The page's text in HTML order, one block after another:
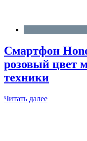
Смартфон
розовый цвет
техники
Читать далее